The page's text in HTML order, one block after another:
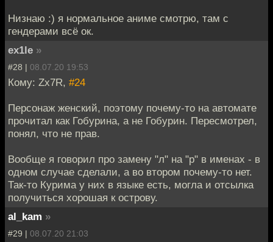
Низнаю :) я нормальное аниме смотрю, там с
гендерами всё ок.
ex1le »
#28 | 08.07.20 19:53
Кому: Zx7R, #24
Персонаж женский, поэтому почему-то на автомате
прочитал как Гобурина, а не Гобурин. Пересмотрел,
понял, что не прав.
Вообще я говорил про замену "л" на "р" в именах - в
одном случае сделали, а во втором почему-то нет.
Так-то Курима у них в языке есть, могла и отсылка
получиться хорошая к острову.
al_kam »
#29 | 08.07.20 21:03